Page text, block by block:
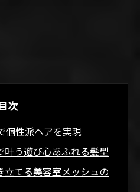
次
個性派ヘアを実現
叶う遊び心あふれる髪型
立てる美容室メッシュの